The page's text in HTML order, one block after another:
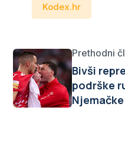
Kodex.hr
Prethodni
Bivši
podrške
Njemačke